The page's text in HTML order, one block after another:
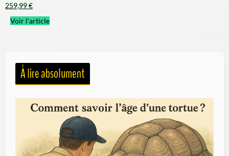
259,99 €
Voir l'article
À lire absolument